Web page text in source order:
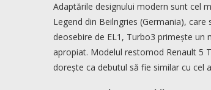
Adaptările designului modern sunt cel
Legend din Beilngries (Germania),
deosebire de EL1, Turbo3 primește
apropiat. Modelul restomod Renault 5
dorește ca debutul să fie similar cu cel